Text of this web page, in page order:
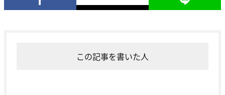
この記事を書いた人